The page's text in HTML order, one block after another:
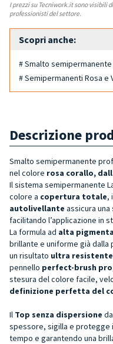
I prezzi su Tecniwork.it sono visibili
professionisti del settore.
Scopri anche:
# Smalto
# Semipermanenti Rosa e
Descrizione
Smalto semipermanente
nel colore rosa corallo,
Il sistema semipermanente
colore a copertura totale,
autolivellante assicura
facilitando l’applicazione in
La formula ad alta
brillante e uniforme già dalla
un risultato ultra
pennello perfect-brush pro
stesura del colore facile,
definizione perfetta del
Il Top senza dispersione
spessore, sigilla e protegge
tempo e garantendo una